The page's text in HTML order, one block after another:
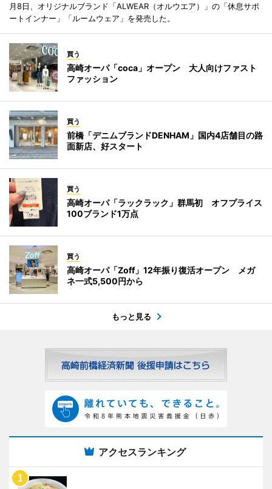
月8日、オリジナルブランド「ALWEAR（オルウエア）」の「休息サポ
ートインナー」「ルームウェア」を発売した。
買う
高崎オーパ「coca」オープン 大人向けファスト
ファッション
買う
前橋「デニムブランドDENHAM」国内4店舗目の路
面新店、好スタート
買う
高崎オーパ「ラックラック」群馬初 オフプライス
100ブランド1万点
買う
高崎オーパ「Zoff」12年振り復活オープン メガ
ネ一式5,500円から
もっと見る
アクセスランキング